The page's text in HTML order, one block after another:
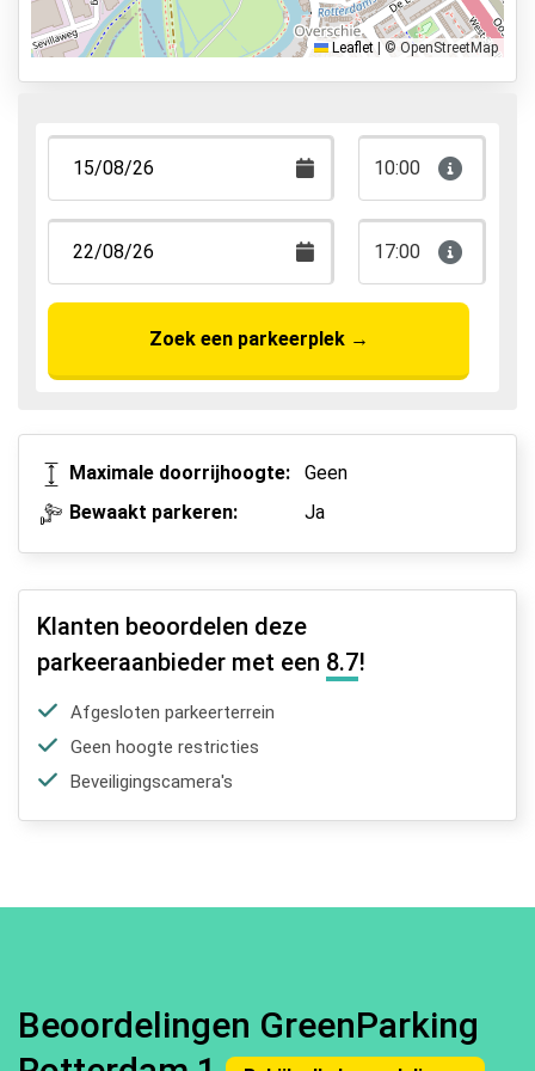
Leaflet © OpenStreetMap
10:00
17:00
Zoek een parkeerplek→
Maximale doorrijhoogte:
Geen
Bewaakt parkeren:
Ja
Klanten beoordelen deze
parkeeraanbieder met een 8.7!
Afgesloten parkeerterrein
Geen hoogte restricties
Beveiligingscamera's
Beoordelingen GreenParking